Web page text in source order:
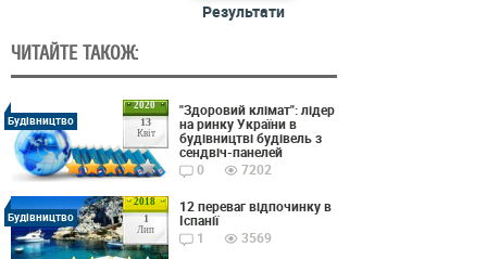
Результати
ЧИТАЙТЕ ТАКОЖ:
2020
13
Квіт
Будівництво
"Здоровий клімат": лідер
на ринку України в
будівництві будівель з
сендвіч-панелей
0
7202
2018
1
Лип
Будівництво
12 переваг відпочинку в
Іспанії
1
3569